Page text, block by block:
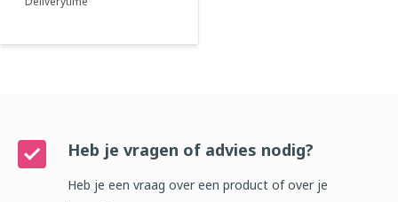
Heb je vragen of advies nodig?
Heb je een vraag over een product of over je